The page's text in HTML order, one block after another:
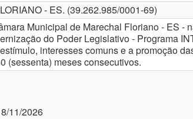
- ES. (39.262.985/0001-69)
Municipal de Marechal Floriano - ES -
do Poder Legislativo - Programa
interesses comuns e a promoção
(sessenta) meses consecutivos.
11/2026